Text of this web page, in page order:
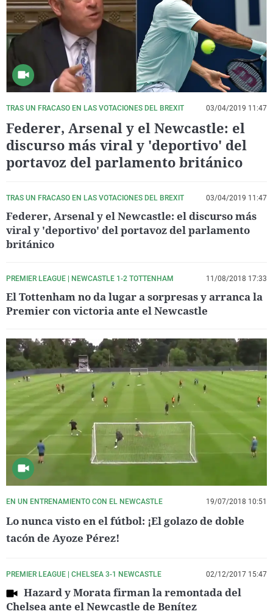
La rosa de los vientos
Gente viajera
Como el perro y el
Caso
Retornados
Equipo de
Operación Viuda
Extremadura
Galicia
La Rioja
Navarra
País Vasco
Virales
Televisión
Elecciones
TRAS UN FRACASO EN LAS VOTACIONES DEL BREXIT 03/04/2019 11:47
Federer, Arsenal y el Newcastle: el
discurso más viral y 'deportivo' del
portavoz del parlamento británico
TRAS UN FRACASO EN LAS VOTACIONES DEL BREXIT 03/04/2019 11:47
Federer, Arsenal y el Newcastle: el discurso más
viral y 'deportivo' del portavoz del parlamento
británico
PREMIER LEAGUE | NEWCASTLE 1-2 TOTTENHAM 11/08/2018 17:33
El Tottenham no da lugar a sorpresas y arranca la
Premier con victoria ante el Newcastle
EN UN ENTRENAMIENTO CON EL NEWCASTLE 19/07/2018 10:51
Lo nunca visto en el fútbol: ¡El golazo de doble
tacón de Ayoze Pérez!
PREMIER LEAGUE | CHELSEA 3-1 NEWCASTLE 02/12/2017 15:47
Hazard y Morata firman la remontada del
Chelsea ante el Newcastle de Benítez